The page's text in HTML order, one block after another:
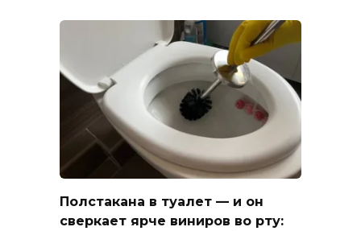
Полстакана в туалет — и он
сверкает ярче виниров во рту: